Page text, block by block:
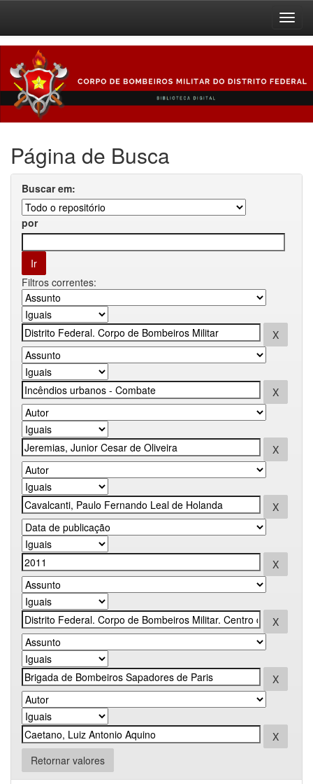
navigation
Página de Busca
Buscar em:
por
Filtros correntes:
Retornar valores